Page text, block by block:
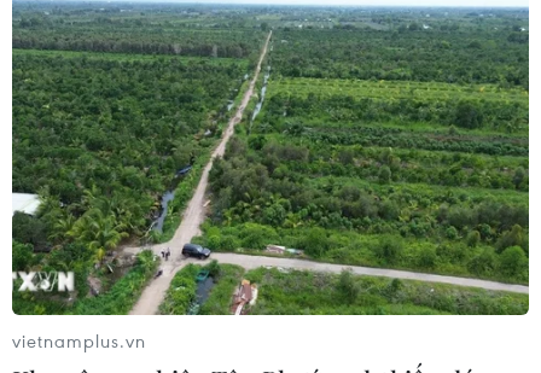
vietnamplus.vn